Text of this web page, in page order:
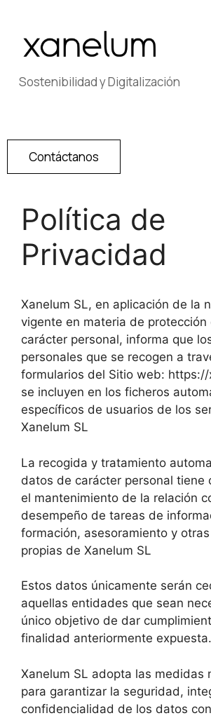
Sostenibilidad y Digitalización
Contáctanos
Política de
Privacidad
Xanelum SL, en aplicación de la
vigente en materia de
carácter personal, informa que
personales que se recogen a
formularios del Sitio web: https://
se incluyen en los ficheros
específicos de usuarios de los
Xanelum SL
La recogida y tratamiento
datos de carácter personal tiene
el mantenimiento de la relación
desempeño de tareas de
formación, asesoramiento y
propias de Xanelum SL
Estos datos únicamente serán
aquellas entidades que sean
único objetivo de dar
finalidad anteriormente expuesta.
Xanelum SL adopta las medidas
para garantizar la seguridad,
confidencialidad de los datos